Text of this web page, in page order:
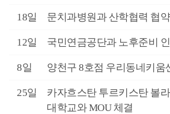
18일 문치과병원과 산학협력 협
12일 국민연금공단과 노후준비
8일 양천구 8호점 우리동네키움
25일
카자흐스탄 투르키스탄 볼
대학교와 MOU 체결